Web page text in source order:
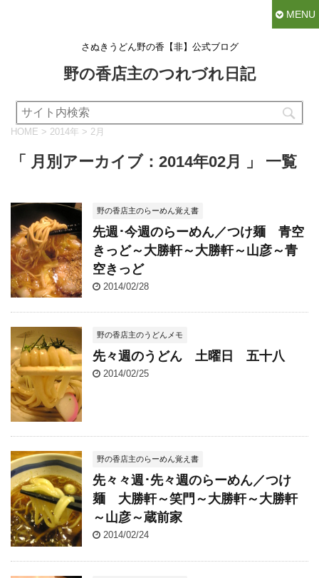
MENU
さぬきうどん野の香【非】公式ブログ
野の香店主のつれづれ日記
HOME > 2014年 > 2月
「 月別アーカイブ：2014年02月 」 一覧
野の香店主のらーめん覚え書
先週･今週のらーめん／つけ麺 青空
きっど～大勝軒～大勝軒～山彦～青
空きっど
2014/02/28
野の香店主のうどんメモ
先々週のうどん 土曜日 五十八
2014/02/25
野の香店主のらーめん覚え書
先々々週･先々週のらーめん／つけ
麺 大勝軒～笑門～大勝軒～大勝軒
～山彦～蔵前家
2014/02/24